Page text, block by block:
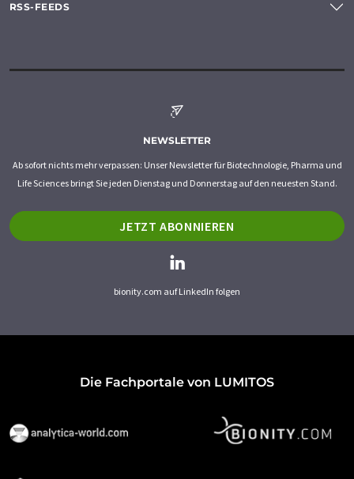
RSS-FEEDS
NEWSLETTER
Ab sofort nichts mehr verpassen: Unser Newsletter für Biotechnologie, Pharma und
Life Sciences bringt Sie jeden Dienstag und Donnerstag auf den neuesten Stand.
JETZT ABONNIEREN
bionity.com auf LinkedIn folgen
Die Fachportale von LUMITOS